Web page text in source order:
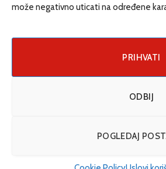
može negativno uticati na određene
PRIHVATI
ODBIJ
POGLEDAJ
Društvo
Cookie Policy